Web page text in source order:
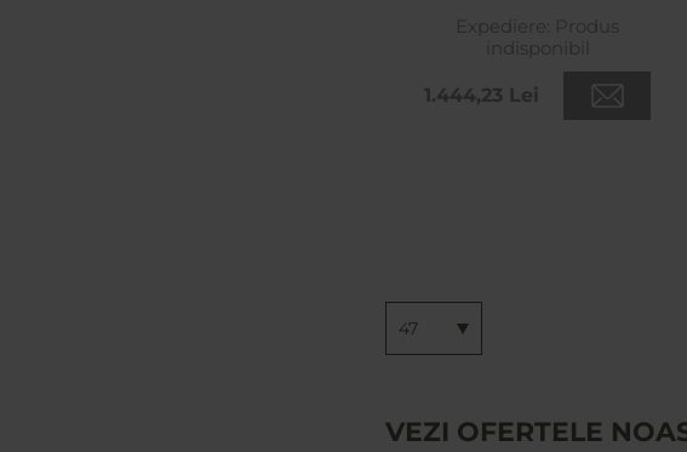
Expediere: Produs
indisponibil
1.444,23 Lei
47
VEZI OFERTELE